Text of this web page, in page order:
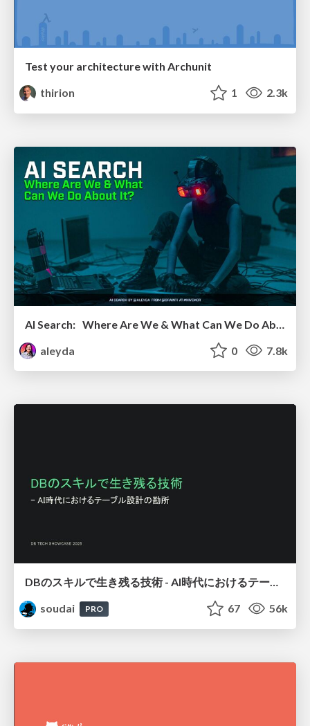
Test your architecture with Archunit
thirion
1 2.3k
aleyda
0 7.8k
DBのスキルで生き残る技術 - AI時代におけるテーブル設計の勘所
soudai
PRO 67 56k